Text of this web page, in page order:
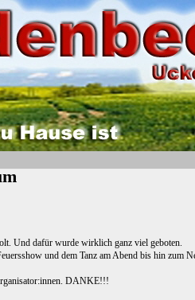
Und dafür wurde wirklich ganz viel geboten.
und dem Tanz am Abend bis hin zum
DANKE!!!